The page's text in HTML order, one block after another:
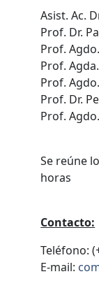
Asist. Ac.
Prof. Dr.
Prof.
Prof.
Prof.
Prof. Dr.
Prof.
Se reúne
horas
Contacto:
Teléfono:
E-mail: